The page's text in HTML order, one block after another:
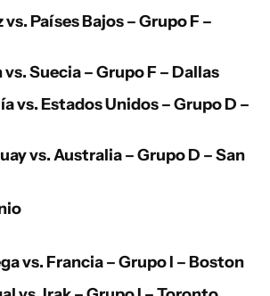
vs. Países Bajos– Grupo F –
vs.Suecia– Grupo F – Dallas
vs. Estados Unidos– Grupo D –
vs.Australia– Grupo D – San
vs. Francia– Grupo I – Boston